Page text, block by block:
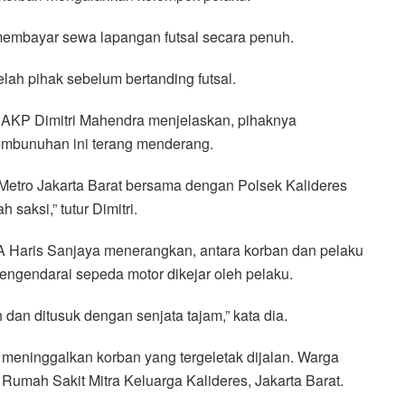
sewa lapangan futsal secara penuh.
pihak sebelum bertanding futsal.
Dimitri Mahendra menjelaskan, pihaknya
ini terang menderang.
Jakarta Barat bersama dengan Polsek Kalideres
saksi,” tutur Dimitri.
Sanjaya menerangkan, antara korban dan pelaku
sepeda motor dikejar oleh pelaku.
ditusuk dengan senjata tajam,” kata dia.
korban yang tergeletak dijalan. Warga
Sakit Mitra Keluarga Kalideres, Jakarta Barat.